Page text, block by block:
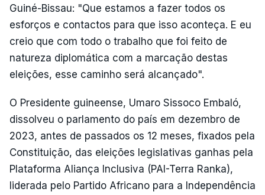
Guiné-Bissau: "Que estamos a fazer todos os
esforços e contactos para que isso aconteça. E eu
creio que com todo o trabalho que foi feito de
natureza diplomática com a marcação destas
eleições, esse caminho será alcançado".
O Presidente guineense, Umaro Sissoco Embaló,
dissolveu o parlamento do país em dezembro de
2023, antes de passados os 12 meses, fixados pela
Constituição, das eleições legislativas ganhas pela
Plataforma Aliança Inclusiva (PAI-Terra Ranka),
liderada pelo Partido Africano para a Independência